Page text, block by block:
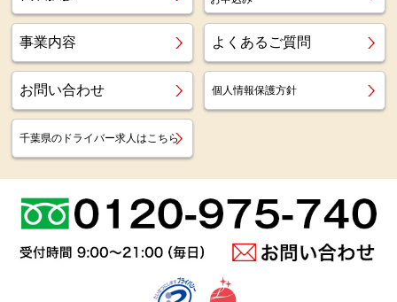
事業内容 よくあるご質問
お問い合わせ 個人情報保護方針
千葉県のドライバー求人はこちら